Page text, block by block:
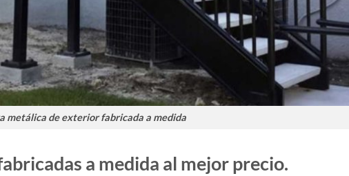
metálica de exterior fabricada a medida
a medida al mejor precio.